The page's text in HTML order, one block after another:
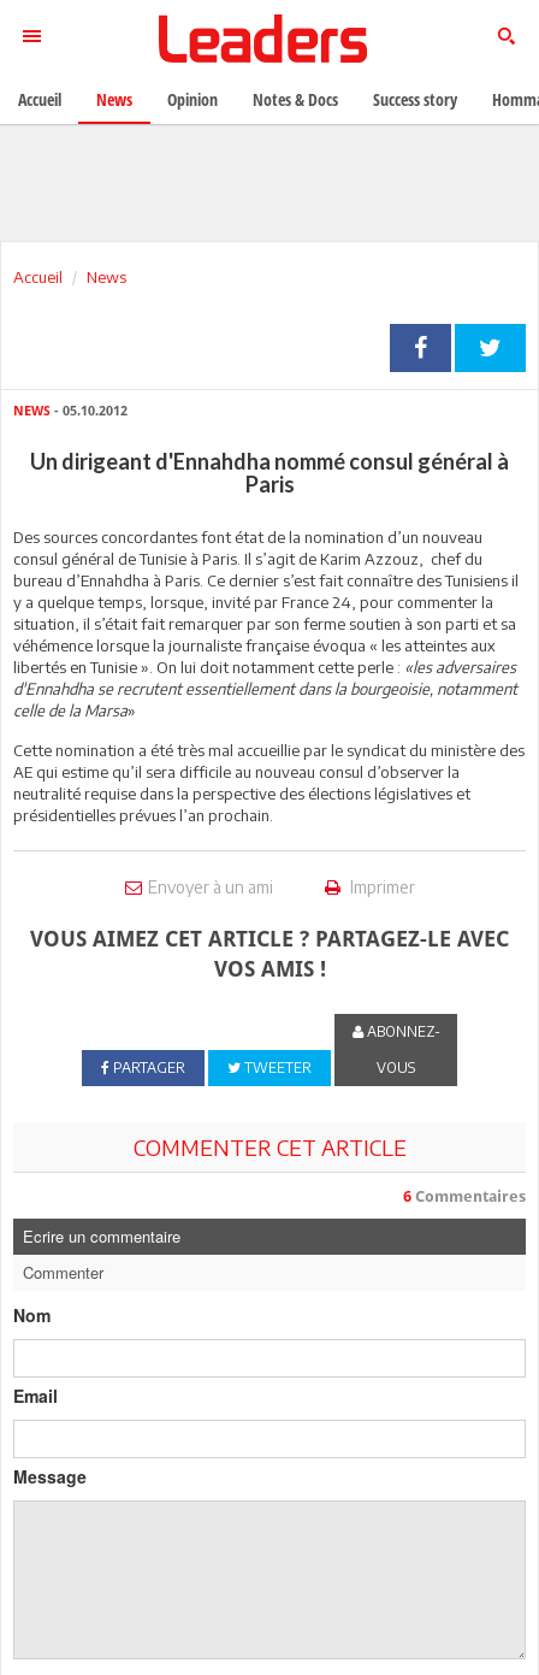
Accueil News
NEWS - 05.10.2012
Un dirigeant d'Ennahdha nommé consul général à
Paris
Des sources concordantes font état de la nomination d’un nouveau
consul général de Tunisie à Paris. Il s’agit de Karim Azzouz, chef du
bureau d’Ennahdha à Paris. Ce dernier s’est fait connaître des Tunisiens il
y a quelque temps, lorsque, invité par France 24, pour commenter la
situation, il s’était fait remarquer par son ferme soutien à son parti et sa
véhémence lorsque la journaliste française évoqua « les atteintes aux
libertés en Tunisie ». On lui doit notamment cette perle : «les adversaires
d'Ennahdha se recrutent essentiellement dans la bourgeoisie, notamment
celle de la Marsa»
Cette nomination a été très mal accueillie par le syndicat du ministère des
AE qui estime qu’il sera difficile au nouveau consul d’observer la
neutralité requise dans la perspective des élections législatives et
présidentielles prévues l’an prochain.
Envoyer à un ami Imprimer
VOUS AIMEZ CET ARTICLE ? PARTAGEZ-LE AVEC
VOS AMIS !
PARTAGER TWEETER
ABONNEZ-
VOUS
COMMENTER CET ARTICLE
6 Commentaires
Ecrire un commentaire
Commenter
Nom
Email
Message
Accueil News Opinion Notes & Docs Success story